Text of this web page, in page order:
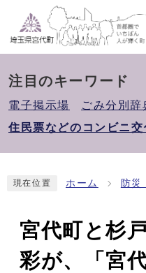
注目のキーワード
電子掲示場
ごみ分別辞
住民票などのコンビニ交
現在位置 ホーム 防災
宮代町と杉
彩が、「宮